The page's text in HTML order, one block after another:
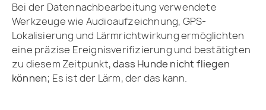
Bei der Datennachbearbeitung verwendete
Werkzeuge wie Audioaufzeichnung, GPS-
Lokalisierung und Lärmrichtwirkung ermöglichten
eine präzise Ereignisverifizierung und bestätigten
zu diesem Zeitpunkt,dass Hunde nicht fliegen
können; Es ist der Lärm, der das kann.